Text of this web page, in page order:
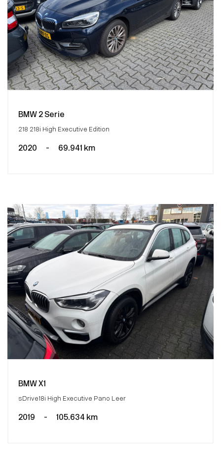
BMW 2 Serie
218 218i High Executive Edition
2020 - 69.941 km
BMW X1
sDrive18i High Executive Pano Leer
2019 - 105.634 km